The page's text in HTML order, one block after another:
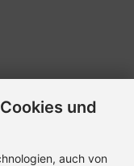
und
auch von